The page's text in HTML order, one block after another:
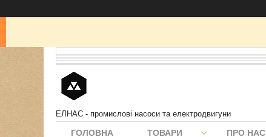
ЕЛНАС - промислові насоси та електродвигуни
ГОЛОВНА ТОВАРИ ПРО НАС